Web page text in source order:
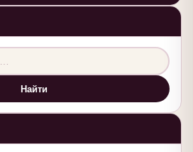
Найти